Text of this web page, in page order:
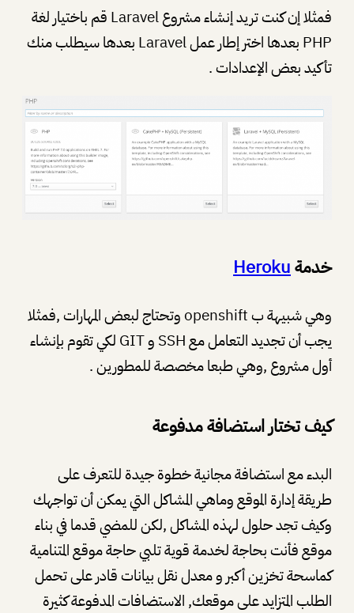
فمثلا إن كنت تريد إنشاء مشروع Laravel قم باختيار لغة
PHP بعدها اختر إطار عمل Laravel بعدها سيطلب منك
تأكيد بعض الإعدادات .
خدمةHeroku
وهي شبيهة ب openshift وتحتاج لبعض المهارات ,فمثلا
يجب أن تجديد التعامل مع SSH و GIT لكي تقوم بإنشاء
أول مشروع ,وهي طبعا مخصصة للمطورين .
كيف تختار استضافة مدفوعة
البدء مع استضافة مجانية خطوة جيدة للتعرف على
طريقة إدارة الموقع وماهي المشاكل التي يمكن أن تواجهك
وكيف تجد حلول لهذه المشاكل ,لكن للمضي قدما في بناء
موقع فأنت بحاجة لخدمة قوية تلبي حاجة موقع المتنامية
كماسحة تخزين أكبر و معدل نقل بيانات قادر على تحمل
الطلب المتزايد على موقعك, الاستضافات المدفوعة كثيرة